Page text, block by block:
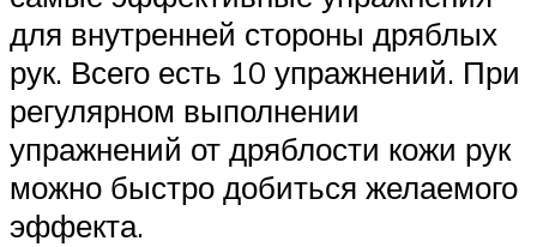
для внутренней стороны дряблых
рук. Всего есть 10 упражнений. При
регулярном выполнении
упражнений от дряблости кожи рук
можно быстро добиться желаемого
эффекта.